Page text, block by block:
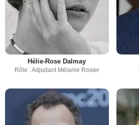
Hélie-Rose Dalmay
Rôle : Adjudant Mélanie Rosier